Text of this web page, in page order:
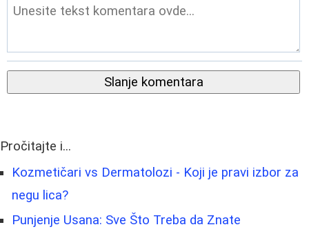
Slanje komentara
Pročitajte i...
Kozmetičari vs Dermatolozi - Koji je pravi izbor za
negu lica?
Punjenje Usana: Sve Što Treba da Znate